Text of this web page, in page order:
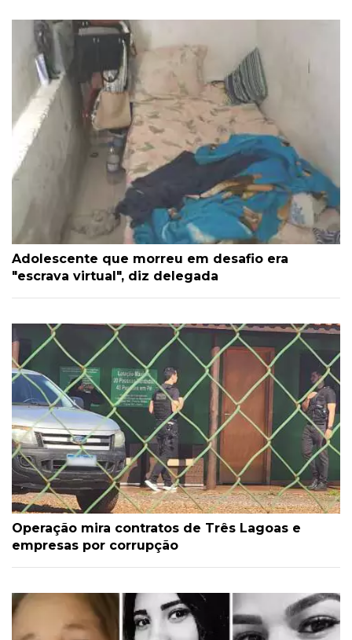
Adolescente que morreu em desafio era
"escrava virtual", diz delegada
Operação mira contratos de Três Lagoas e
empresas por corrupção